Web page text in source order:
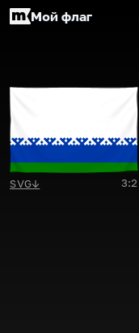
Мой флаг
SVG↓ 3:2